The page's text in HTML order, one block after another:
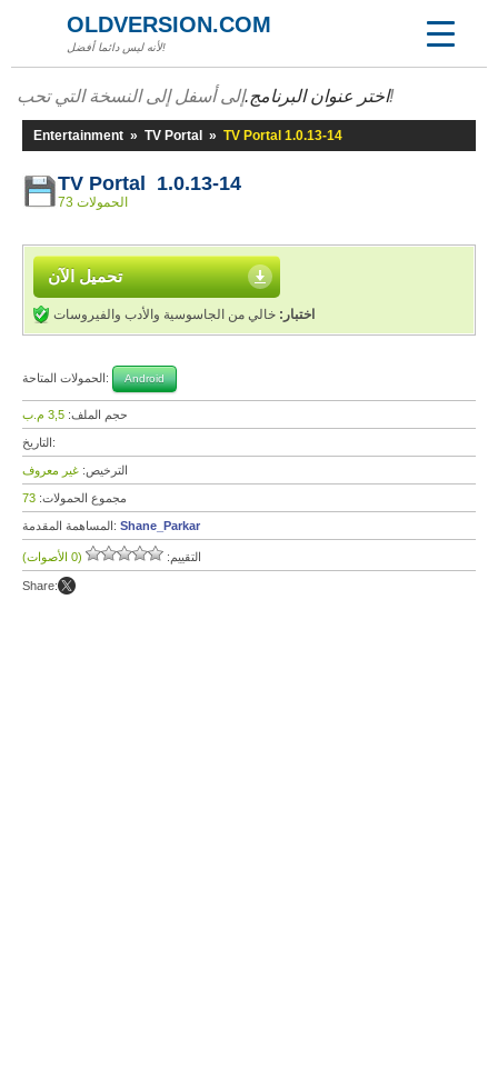
OLDVERSION.COM
لأنه ليس دائما أفضل!
اختر عنوان البرنامج.إلى أسفل إلى النسخة التي تحب!
Entertainment » TV Portal » TV Portal 1.0.13-14
TV Portal 1.0.13-14
73 الحمولات
تحميل الآن
اختبار: خالي من الجاسوسية والأدب والفيروسات
الحمولات المتاحة: Android
حجم الملف: 3,5 م.ب
التاريخ:
الترخيص: غير معروف
مجموع الحمولات: 73
المساهمة المقدمة: Shane_Parkar
التقييم: (0 الأصوات)
Share: